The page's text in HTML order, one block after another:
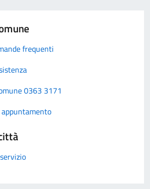
frequenti
0363 3171